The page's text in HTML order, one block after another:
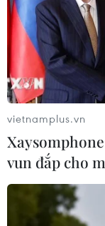
Nhà bán lẻ
top 3 thị
10/04/2020 06:09
Việc Vsmart đã
Việt đã khiến
ra bất ngờ.
vietnamplus.vn
vun đắp cho